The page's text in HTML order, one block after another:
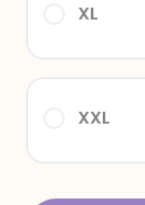
XL
XXL